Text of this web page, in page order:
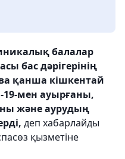
балалар
бас дәрігерінің
қанша кішкентай
мен ауырғаны,
және аурудың
деп хабарлайды
қызметіне